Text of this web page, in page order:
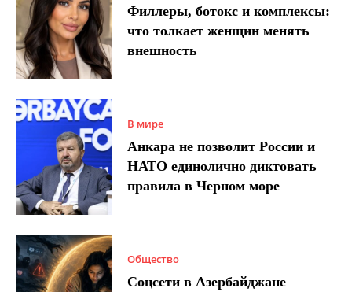
Филлеры, ботокс и комплексы:
что толкает женщин менять
внешность
В мире
Анкара не позволит России и
НАТО единолично диктовать
правила в Черном море
Общество
Соцсети в Азербайджане